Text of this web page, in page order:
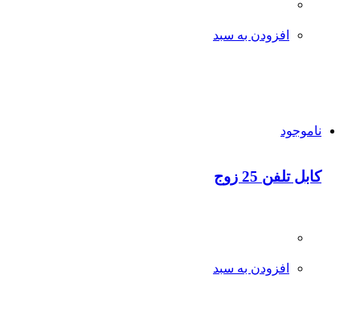
افزودن به سبد
ناموجود
کابل تلفن 25 زوج
افزودن به سبد